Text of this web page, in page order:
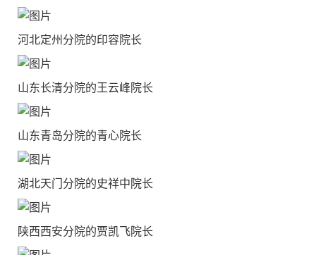
河北定州分院的印容院长
山东长清分院的王云峰院长
山东青岛分院的青心院长
湖北天门分院的史祥中院长
陕西西安分院的贾凯飞院长